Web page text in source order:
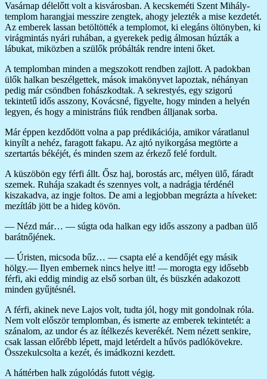
Vasárnap délelőtt volt a kisvárosban. A kecskeméti Szent Mihály-
templom harangjai messzire zengtek, ahogy jelezték a mise kezdetét.
Az emberek lassan betöltötték a templomot, ki elegáns öltönyben, ki
virágmintás nyári ruhában, a gyerekek pedig álmosan húzták a
lábukat, miközben a szülők próbálták rendre inteni őket.
A templomban minden a megszokott rendben zajlott. A padokban
ülők halkan beszélgettek, mások imakönyvet lapoztak, néhányan
pedig már csöndben fohászkodtak. A sekrestyés, egy szigorú
tekintetű idős asszony, Kovácsné, figyelte, hogy minden a helyén
legyen, és hogy a ministráns fiúk rendben álljanak sorba.
Már éppen kezdődött volna a pap prédikációja, amikor váratlanul
kinyílt a nehéz, faragott fakapu. Az ajtó nyikorgása megtörte a
szertartás békéjét, és minden szem az érkező felé fordult.
A küszöbön egy férfi állt. Ősz haj, borostás arc, mélyen ülő, fáradt
szemek. Ruhája szakadt és szennyes volt, a nadrágja térdénél
kiszakadva, az ingje foltos. De ami a legjobban megrázta a híveket:
mezítláb jött be a hideg kövön.
— Nézd már… — súgta oda halkan egy idős asszony a padban ülő
barátnőjének.
— Úristen, micsoda bűz… — csapta elé a kendőjét egy másik
hölgy.— Ilyen embernek nincs helye itt! — morogta egy idősebb
férfi, aki eddig mindig az első sorban ült, és büszkén adakozott
minden gyűjtésnél.
A férfi, akinek neve Lajos volt, tudta jól, hogy mit gondolnak róla.
Nem volt először templomban, és ismerte az emberek tekintetét: a
szánalom, az undor és az ítélkezés keverékét. Nem nézett senkire,
csak lassan előrébb lépett, majd letérdelt a hűvös padlókövekre.
Összekulcsolta a kezét, és imádkozni kezdett.
A háttérben halk zúgolódás futott végig.